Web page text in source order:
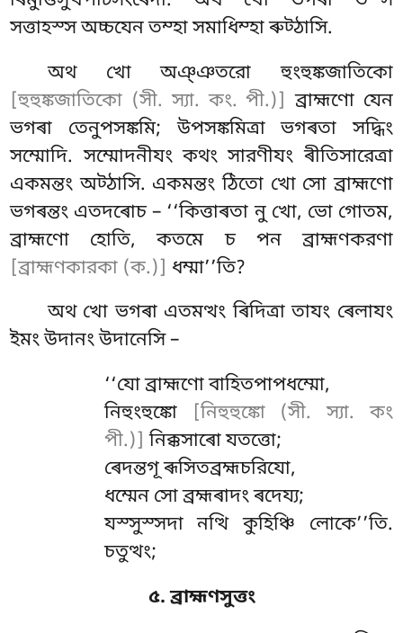
সত্তাহস্স অচ্চযেন তম্হা সমাধিম্হা ৰুট্ঠাসি.
অথ খো অঞ্ঞতরো হুংহুঙ্কজাতিকো
[হুহুঙ্কজাতিকো (সী. স্যা. কং. পী.)] ব্রাহ্মণো যেন
ভগৰা তেনুপসঙ্কমি; উপসঙ্কমিত্ৰা ভগৰতা সদ্ধিং
সম্মোদি. সম্মোদনীযং কথং সারণীযং ৰীতিসারেত্ৰা
একমন্তং অট্ঠাসি. একমন্তং ঠিতো খো সো ব্রাহ্মণো
ভগৰন্তং এতদৰোচ – ‘‘কিত্তাৰতা নু খো, ভো গোতম,
ব্রাহ্মণো হোতি, কতমে চ পন ব্রাহ্মণকরণা
[ব্রাহ্মণকারকা (ক.)] ধম্মা’’তি?
অথ খো ভগৰা এতমত্থং ৰিদিত্ৰাতাযং ৰেলাযং
ইমং উদানং উদানেসি –
‘‘যো ব্রাহ্মণো বাহিতপাপধম্মো,
নিহুংহুঙ্কো
[নিহুহুঙ্কো (সী. স্যা. কং
পী.)] নিক্কসাৰো যতত্তো;
ৰেদন্তগূ ৰূসিতব্রহ্মচরিযো,
ধম্মেন সো ব্রহ্মৰাদং ৰদেয্য;
যস্সুস্সদা নত্থি কুহিঞ্চি লোকে’’তি.
চতুত্থং;
৫. ব্রাহ্মণসুত্তং